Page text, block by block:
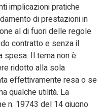
implicazioni pratiche
di prestazioni in
al di fuori delle regole
contratto e senza il
spesa. Il tema non è
ridotto alla sola
effettivamente resa o se
qualche utilità. La
n. 19743 del 14 giugno